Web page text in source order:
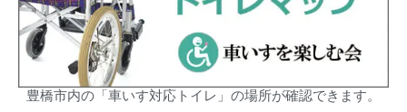
豊橋市内の「車いす対応トイレ」の場所が確認できます。